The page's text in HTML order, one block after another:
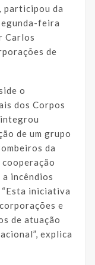
participou da
feira
Carlos
de
o
dos Corpos
de um grupo
da
incêndios
iniciativa
e
de atuação
explica